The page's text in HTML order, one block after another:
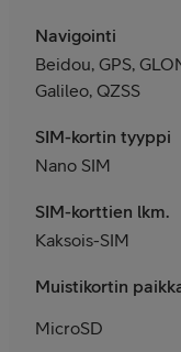
Navigointi
Beidou, GPS,
Galileo, QZSS
SIM-kortin tyyppi
Nano SIM
SIM-korttien lkm.
Kaksois-SIM
Muistikortin
MicroSD